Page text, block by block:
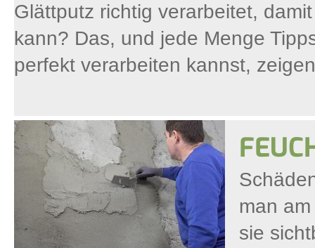
Glättputz richtig verarbeitet,
kann? Das, und jede Menge
perfekt verarbeiten kannst,
man
sie